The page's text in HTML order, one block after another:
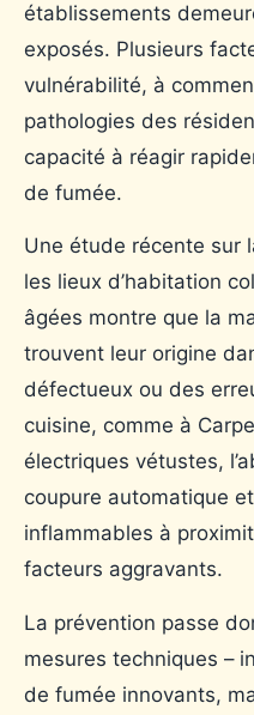
établissements
exposés. Plusieurs
vulnérabilité, à
pathologies des
capacité à réagir
de fumée.
Une étude récente sur
les lieux d’habitation
âgées montre que la
trouvent leur origine
défectueux ou des
cuisine, comme à
électriques vétustes,
coupure automatique
inflammables à
facteurs aggravants.
La prévention passe
mesures techniques –
de fumée innovants,